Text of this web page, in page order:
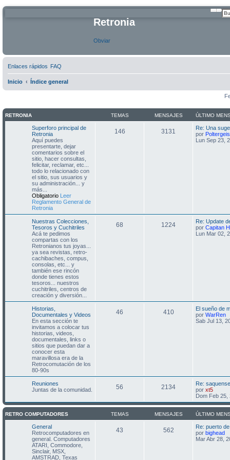
Retronia
Obviar
Enlaces rápidos FAQ
Inicio Índice general
RETRONIA TEMAS MENSAJES ÚLTIMO
Superforo principal de
Retronia
Aquí puedes
presentarte, dejar
comentarios sobre el
sitio, hacer consultas,
felicitar, reclamar, etc...
todo lo relacionado con
el sitio, sus usuarios y
su administración... y
más...
Obligatorio Leer
Reglamento General de
Retronia
146 3131
Re: Una
por
Lun Sep 23,
Nuestras Colecciones,
Tesoros y Cuchitriles
Acá te pedimos
compartas con los
Retronianos tus joyas...
ya sea revistas, retro-
cachibaches, compus,
consolas, etc... y
también ese rincón
donde tienes estos
tesoros... nuestros
cuchitriles, centros de
creación y diversión...
68 1224
Re: Update
por Capitan
Lun Mar 02,
Historias,
Documentales y Videos
En esta sección te
invitamos a colocar tus
historias, videos,
documentales, links o
sitios que puedan dar a
conocer esta
maravillosa era de la
Retrocomutación de los
80-90s
46 410
El sueño de
por WarRenV
e
e
n
a
e
Sab Jul 13,
Reuniones
Juntas de la comunidad.
56 2134
Re:
por xt5V
e
r
ú
l
t
i
m
o
Dom Feb 25,
RETRO COMPUTADORES TEMAS MENSAJES ÚLTIMO
General
Retrocomputadores en
general. Computadores
ATARI, Commodore,
Sinclair, MSX,
AMSTRAD, Texas
43 562
Re: puerto
por bigheadV
e
Mar Abr 28,